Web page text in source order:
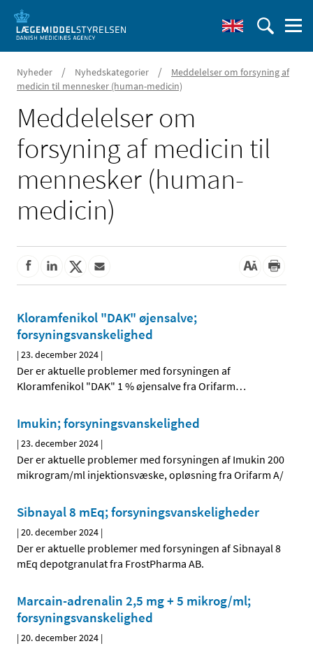
Nyheder / Nyhedskategorier /
Meddelelser om forsyning af
medicin til mennesker (human-medicin)
Meddelelser om
forsyning af medicin til
mennesker (human-
medicin)
Kloramfenikol "DAK" øjensalve;
forsyningsvanskelighed
|23. december 2024 |
Der er aktuelle problemer med forsyningen af
Kloramfenikol "DAK" 1 % øjensalve fra Orifarm…
Imukin; forsyningsvanskelighed
|23. december 2024 |
Der er aktuelle problemer med forsyningen af Imukin 200
mikrogram/ml injektionsvæske, opløsning fra Orifarm A/
Sibnayal 8 mEq; forsyningsvanskeligheder
|20. december 2024 |
Der er aktuelle problemer med forsyningen af Sibnayal 8
mEq depotgranulat fra FrostPharma AB.
Marcain-adrenalin 2,5 mg + 5 mikrog/ml;
forsyningsvanskelighed
|20. december 2024 |